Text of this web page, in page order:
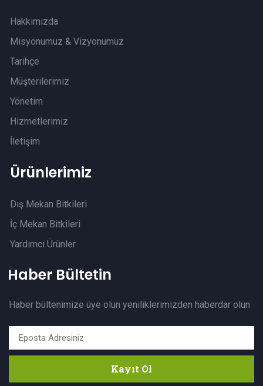
Hakkımızda
Misyonumuz & Vizyonumuz
Tarihçe
Müşterilerimiz
Yönetim
Hizmetlerimiz
İletişim
Ürünlerimiz
Dış Mekan Bitkileri
İç Mekan Bitkileri
Yardımcı Ürünler
Haber Bültetin
Haber bültenimize üye olun yeniliklerimizden haberdar olun
Kayıt Ol